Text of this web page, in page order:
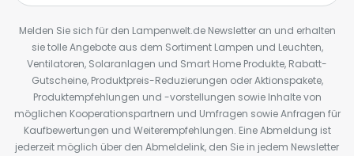
Melden Sie sich für den Lampenwelt.de Newsletter an und erhalten
sie tolle Angebote aus dem Sortiment Lampen und Leuchten,
Ventilatoren, Solaranlagen und Smart Home Produkte, Rabatt-
Gutscheine, Produktpreis-Reduzierungen oder Aktionspakete,
Produktempfehlungen und -vorstellungen sowie Inhalte von
möglichen Kooperationspartnern und Umfragen sowie Anfragen für
Kaufbewertungen und Weiterempfehlungen. Eine Abmeldung ist
jederzeit möglich über den Abmeldelink, den Sie in jedem Newsletter